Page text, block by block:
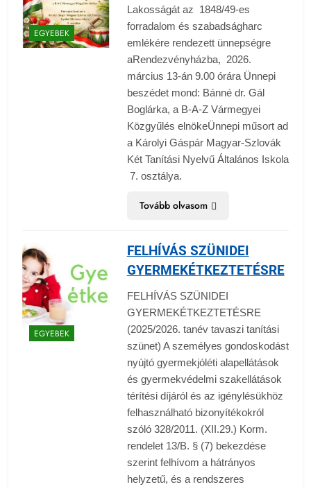
EGYEBEK
Lakosságát az 1848/49-es
forradalom és szabadságharc
emlékére rendezett ünnepségre
aRendezvényházba, 2026.
március 13-án 9.00 órára Ünnepi
beszédet mond: Bánné dr. Gál
Boglárka, a B-A-Z Vármegyei
Közgyűlés elnökeÜnnepi műsort ad
a Károlyi Gáspár Magyar-Szlovák
Két Tanítási Nyelvű Általános Iskola
7. osztálya.
Tovább olvasom
EGYEBEK
FELHÍVÁS SZÜNIDEI
GYERMEKÉTKEZTETÉSRE
FELHÍVÁS SZÜNIDEI
GYERMEKÉTKEZTETÉSRE
(2025/2026. tanév tavaszi tanítási
szünet) A személyes gondoskodást
nyújtó gyermekjóléti alapellátások
és gyermekvédelmi szakellátások
térítési díjáról és az igénylésükhöz
felhasználható bizonyítékokról
szóló 328/2011. (XII.29.) Korm.
rendelet 13/B. § (7) bekezdése
szerint felhívom a hátrányos
helyzetű, és a rendszeres